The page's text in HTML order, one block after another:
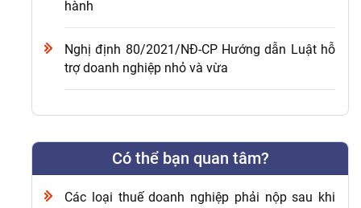
hành
Nghị định 80/2021/NĐ-CP Hướng dẫn Luật hỗ
trợ doanh nghiệp nhỏ và vừa
Có thể bạn quan tâm?
Các loại thuế doanh nghiệp phải nộp sau khi